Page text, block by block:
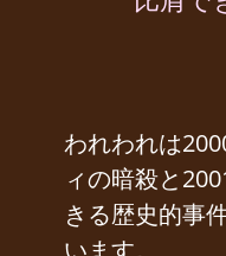
われわれは
ィの暗殺と
きる歴史的事
います。